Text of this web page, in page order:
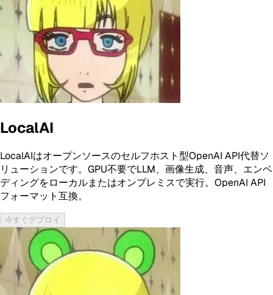
LocalAI
LocalAIはオープンソースのセルフホスト型OpenAI API代替ソ
リューションです。GPU不要でLLM、画像生成、音声、エンベ
ディングをローカルまたはオンプレミスで実行。OpenAI API
フォーマット互換。
今すぐデプロイ